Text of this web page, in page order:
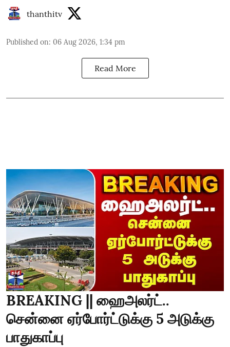
thanthitv
Published on: 06 Aug 2026, 1:34 pm
Read More
BREAKING || ஹைஅலர்ட்..
சென்னை ஏர்போர்ட்டுக்கு 5 அடுக்கு
பாதுகாப்பு